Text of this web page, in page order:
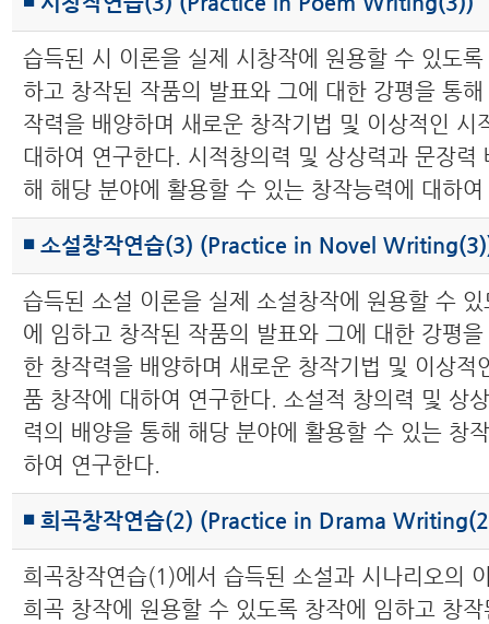
습득된 시 이론을 실제 시창작에 원용할 수 있도
하고 창작된 작품의 발표와 그에 대한 강평을 통
작력을 배양하며 새로운 창작기법 및 이상적인 시
대하여 연구한다. 시적창의력 및 상상력과 문장력
해 해당 분야에 활용할 수 있는 창작능력에 대하
◾ 소설창작연습(3) (Practice in Novel
습득된 소설 이론을 실제 소설창작에 원용할 수
에 임하고 창작된 작품의 발표와 그에 대한 강평
한 창작력을 배양하며 새로운 창작기법 및 이상적
품 창작에 대하여 연구한다. 소설적 창의력 및 상
력의 배양을 통해 해당 분야에 활용할 수 있는 창
하여 연구한다.
◾ 희곡창작연습(2) (Practice in Drama
희곡창작연습(1)에서 습득된 소설과 시나리오의
희곡 창작에 원용할 수 있도록 창작에 임하고 창